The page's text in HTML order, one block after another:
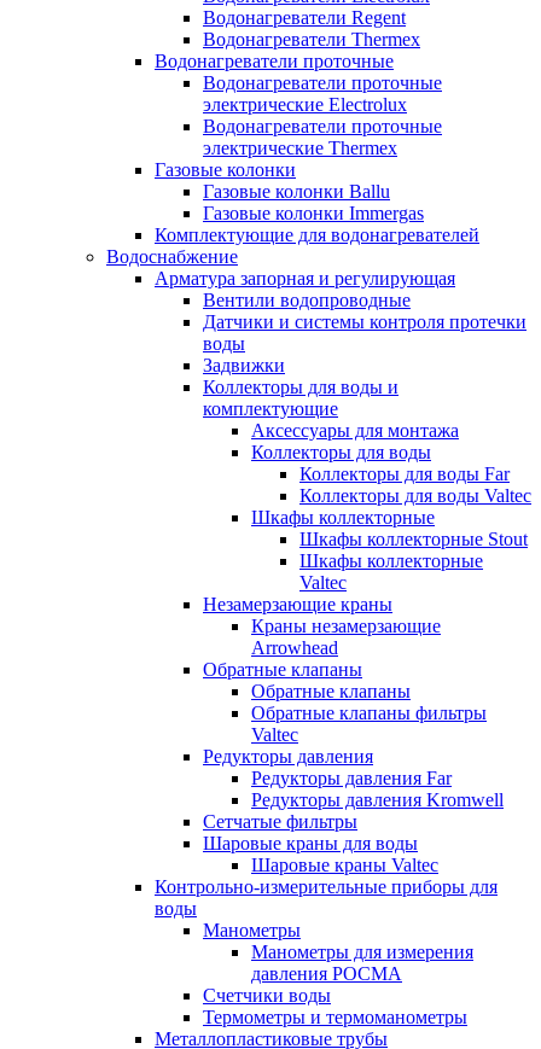
Водонагреватели Regent
Водонагреватели Thermex
Водонагреватели проточные
Водонагреватели проточные
электрические Electrolux
Водонагреватели проточные
электрические Thermex
Газовые колонки
Газовые колонки Ballu
Газовые колонки Immergas
Комплектующие для водонагревателей
Водоснабжение
Арматура запорная и регулирующая
Вентили водопроводные
Датчики и системы контроля протечки
воды
Задвижки
Коллекторы для воды и
комплектующие
Аксессуары для монтажа
Коллекторы для воды
Коллекторы для воды Far
Коллекторы для воды Valtec
Шкафы коллекторные
Шкафы коллекторные Stout
Шкафы коллекторные
Valtec
Незамерзающие краны
Краны незамерзающие
Arrowhead
Обратные клапаны
Обратные клапаны
Обратные клапаны фильтры
Valtec
Редукторы давления
Редукторы давления Far
Редукторы давления Kromwell
Сетчатые фильтры
Шаровые краны для воды
Шаровые краны Valtec
Контрольно-измерительные приборы для
воды
Манометры
Манометры для измерения
давления РОСМА
Счетчики воды
Термометры и термоманометры
Металлопластиковые трубы